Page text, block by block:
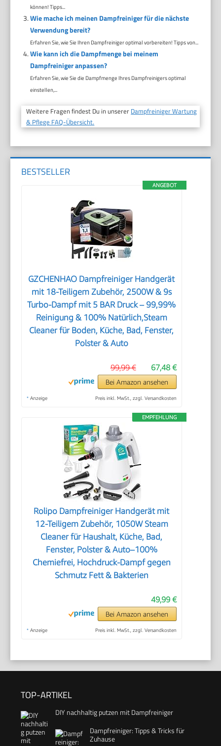
können! Tipps...
Wie mache ich meinen Dampfreiniger für die nächste
Verwendung bereit?
Erfahren Sie, wie Sie Ihren Dampfreiniger optimal vorbereiten! Tipps von...
Wie kann ich die Dampfmenge bei meinem
Dampfreiniger anpassen?
Erfahren Sie, wie Sie die Dampfmenge Ihres Dampfreinigers optimal
einstellen,...
Weitere Fragen findest Du in unserer Dampfreiniger Wartung
& Pflege FAQ-Übersicht.
BESTSELLER
ANGEBOT
GZCHENHAO Dampfreiniger Handgerät
mit 18-Teiligem Zubehör, 2500W & 9s
Turbo-Dampf mit 5 BAR Druck – 99,99%
Reinigung & 100% Natürlich,Steam
Cleaner für Boden, Küche, Bad, Fenster,
Polster & Auto
67,48 €
99,99 €
Bei Amazon ansehen
* Anzeige Preis inkl. MwSt., zzgl. Versandkosten
EMPFEHLUNG
Rolipo Dampfreiniger Handgerät mit
12-Teiligem Zubehör, 1050W Steam
Cleaner für Haushalt, Küche, Bad,
Fenster, Polster & Auto–100%
Chemiefrei, Hochdruck-Dampf gegen
Schmutz Fett & Bakterien
49,99 €
Bei Amazon ansehen
* Anzeige Preis inkl. MwSt., zzgl. Versandkosten
TOP-ARTIKEL
DIY nachhaltig putzen mit Dampfreiniger
Dampfreiniger: Tipps & Tricks für
Zuhause